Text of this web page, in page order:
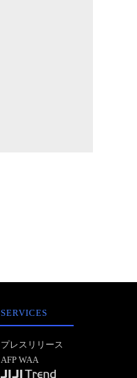
SERVICES
プレスリリース
AFP WAA